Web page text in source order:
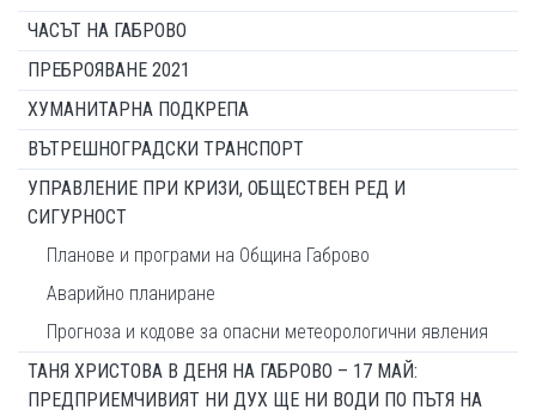
ЧАСЪТ НА ГАБРОВО
ПРЕБРОЯВАНЕ 2021
ХУМАНИТАРНА ПОДКРЕПА
ВЪТРЕШНОГРАДСКИ ТРАНСПОРТ
УПРАВЛЕНИЕ ПРИ КРИЗИ, ОБЩЕСТВЕН РЕД И
СИГУРНОСТ
Планове и програми на Община Габрово
Аварийно планиране
Прогноза и кодове за опасни метеорологични явления
ТАНЯ ХРИСТОВА В ДЕНЯ НА ГАБРОВО – 17 МАЙ:
ПРЕДПРИЕМЧИВИЯТ НИ ДУХ ЩЕ НИ ВОДИ ПО ПЪТЯ НА